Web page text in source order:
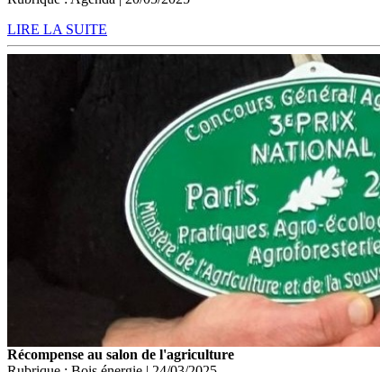
LIRE LA SUITE
Récompense au salon de l'agriculture